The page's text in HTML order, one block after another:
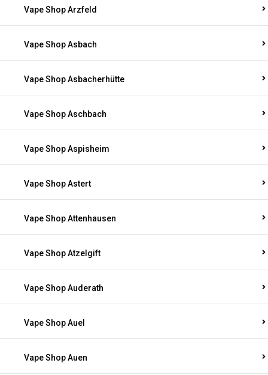
Vape Shop Arzfeld
Vape Shop Asbach
Vape Shop Asbacherhütte
Vape Shop Aschbach
Vape Shop Aspisheim
Vape Shop Astert
Vape Shop Attenhausen
Vape Shop Atzelgift
Vape Shop Auderath
Vape Shop Auel
Vape Shop Auen